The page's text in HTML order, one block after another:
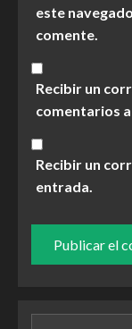
este
comente.
Recibir un
comentarios
Recibir un
entrada.